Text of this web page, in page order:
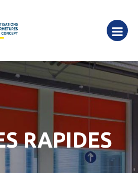
RAPIDES